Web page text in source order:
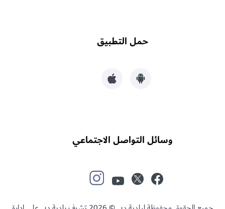
حمل التطبيق
وسائل التواصل الاجتماعي